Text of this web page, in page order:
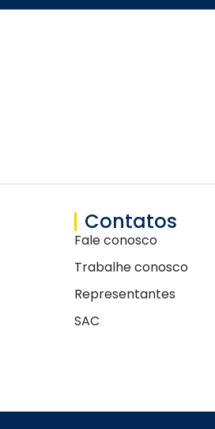
Contatos
Fale conosco
Trabalhe conosco
Representantes
SAC